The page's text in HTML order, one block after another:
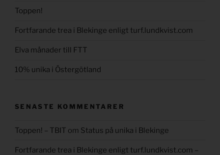
Toppen!
Fortfarande trea i Blekinge enligt turf.lundkvist.com
Elva månader till FTT
10% unika i Östergötland
SENASTE KOMMENTARER
Toppen! – TBIT om Status på unika i Blekinge
Fortfarande trea i Blekinge enligt turf.lundkvist.com –